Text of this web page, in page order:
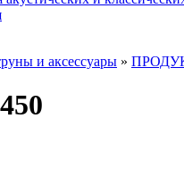
и аксессуары »